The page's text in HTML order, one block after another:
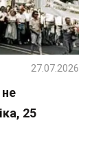
25
27.07.2026